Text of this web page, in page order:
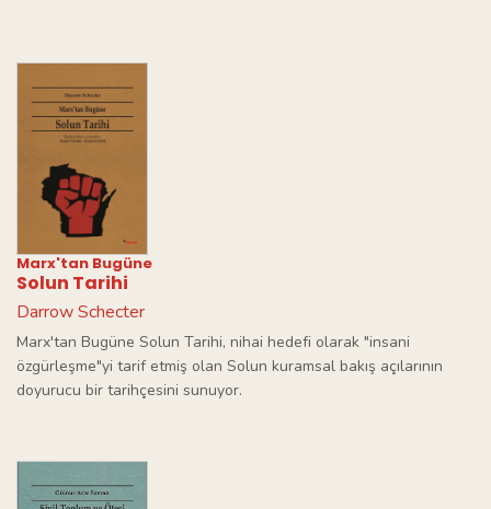
Marx'tan Bugüne
Solun Tarihi
Darrow Schecter
Marx'tan Bugüne Solun Tarihi, nihai hedefi olarak "insani
özgürleşme"yi tarif etmiş olan Solun kuramsal bakış açılarının
doyurucu bir tarihçesini sunuyor.